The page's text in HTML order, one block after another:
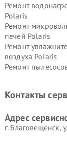
Ремонт
Polaris
Ремонт
печей Polaris
Ремонт
воздуха Polaris
Ремонт
Контакты
Адрес
г. Благовещенск,